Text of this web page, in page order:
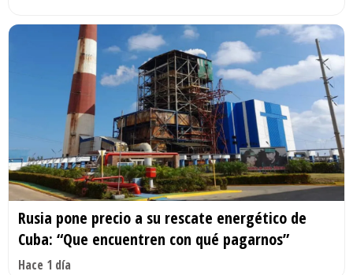
Rusia pone precio a su rescate energético de
Cuba: “Que encuentren con qué pagarnos”
Hace 1 día